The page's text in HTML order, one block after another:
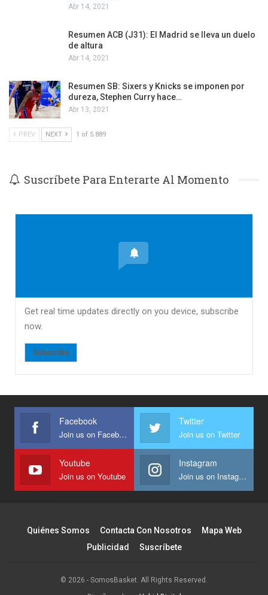
Abr 14, 2021
Resumen ACB (J31): El Madrid se lleva un duelo
de altura
Abr 14, 2021
Resumen SB: Sixers y Knicks se imponen por
dureza, Stephen Curry hace…
Abr 13, 2021
PREV NEXT 1 of 5.889
Suscríbete Para Enterarte Al Momento
Get real time updates directly on you device, subscribe
now.
Subscribe
Facebook
Join us on Facebook
Twitter
Join us on Twitter
Youtube
Join us on Youtube
Instagram
Join us on Instagram
Quiénes Somos Contacta Con Nosotros
Mapa Web
Publicidad
Suscríbete
© 2026 - SomosBasket. All Rights Reserved.